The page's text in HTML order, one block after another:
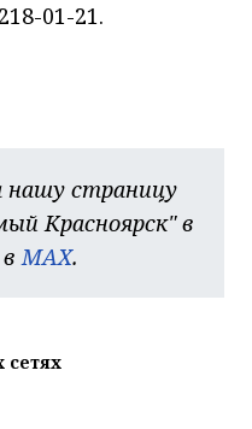
01-21.
нашу страницу
Красноярск" в
вMAX.
сетях